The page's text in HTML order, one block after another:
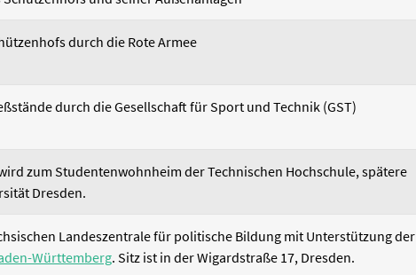
durch die Rote Armee
durch die Gesellschaft für Sport und Technik (GST)
zum Studentenwohnheim der Technischen Hochschule, spätere
Dresden.
Landeszentrale für politische Bildung mit Unterstützung der
Württemberg. Sitz ist in der Wigardstraße 17, Dresden.